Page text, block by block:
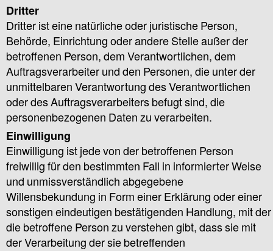
Dritter
Dritter ist eine natürliche oder juristische Person,
Behörde, Einrichtung oder andere Stelle außer der
betroffenen Person, dem Verantwortlichen, dem
Auftragsverarbeiter und den Personen, die unter der
unmittelbaren Verantwortung des Verantwortlichen
oder des Auftragsverarbeiters befugt sind, die
personenbezogenen Daten zu verarbeiten.
Einwilligung
Einwilligung ist jede von der betroffenen Person
freiwillig für den bestimmten Fall in informierter Weise
und unmissverständlich abgegebene
Willensbekundung in Form einer Erklärung oder einer
sonstigen eindeutigen bestätigenden Handlung, mit der
die betroffene Person zu verstehen gibt, dass sie mit
der Verarbeitung der sie betreffenden